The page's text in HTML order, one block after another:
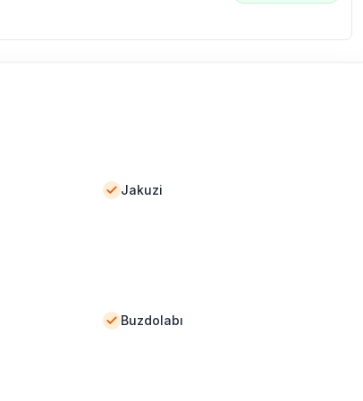
Jakuzi
Buzdolabı